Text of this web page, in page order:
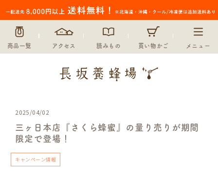
商品一覧 アクセス 読みもの 買い物かご メニュー
2025/04/02
三ヶ日本店『さくら蜂蜜』の量り売りが期間
限定で登場！
キャンペーン情報